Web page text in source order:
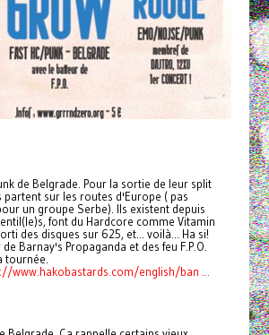
de Belgrade. Pour la sortie de leur split
partent sur les routes d'Europe ( pas
un groupe Serbe). Ils existent depuis
font du Hardcore comme Vitamin
des disques sur 625, et... voilà... Ha si!
Barnay's Propaganda et des feu F.P.O.
tournée.
www.hakobastards.com/english/ban ...